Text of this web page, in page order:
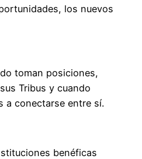
los nuevos
toman posiciones,
Tribus y cuando
a conectarse entre sí.
benéficas